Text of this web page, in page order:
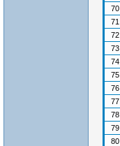
70
71
72
73
74
75
76
77
78
79
80